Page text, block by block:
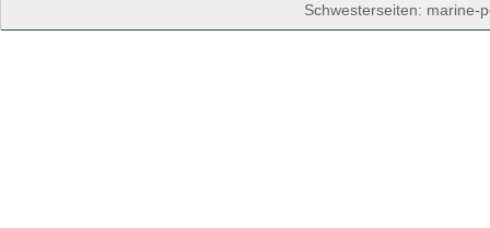
Schwesterseiten: marine-